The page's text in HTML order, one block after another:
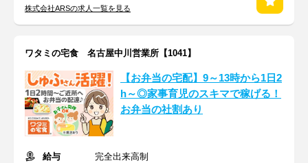
株式会社ARSの求人一覧を見る
ワタミの宅食 名古屋中川営業所【1041】
【お弁当の宅配】9～13時から1日2
h～◎家事育児のスキマで稼げる！
お弁当の社割あり
給与
完全出来高制